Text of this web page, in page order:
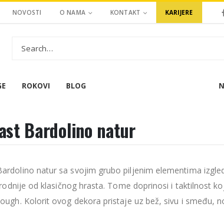
NOVOSTI O NAMA KONTAKT KARIJERE
ROKOVI BLOG
Bardolino natur
natur sa svojim grubo piljenim elementima
od klasičnog hrasta. Tome doprinosi i taktilnost
Kolorit ovog dekora pristaje uz bež, sivu i smeđu,